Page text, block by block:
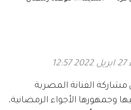
الفنانة المصرية
وجمهورها الأجواء الرمضانية،